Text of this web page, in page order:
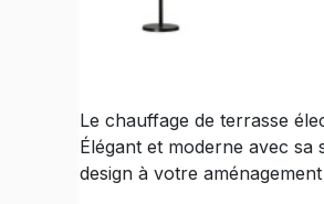
Le chauffage de terrasse
Élégant et moderne avec
design à votre